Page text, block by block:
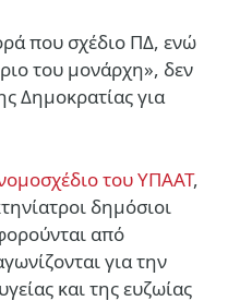
που σχέδιο ΠΔ, ενώ
του μονάρχη», δεν
Δημοκρατίας για
του ΥΠΑΑΤ,
δημόσιοι
από
για την
και της ευζωίας